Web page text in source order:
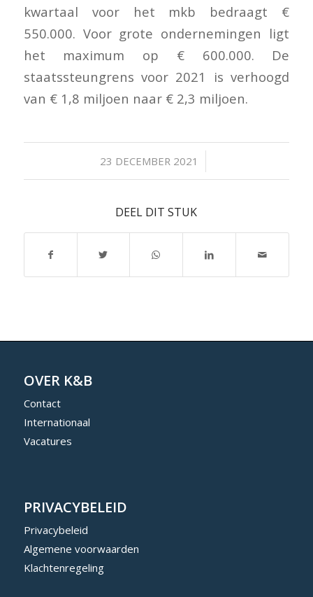
kwartaal voor het mkb bedraagt €
550.000. Voor grote ondernemingen ligt
het maximum op € 600.000. De
staatssteungrens voor 2021 is verhoogd
van € 1,8 miljoen naar € 2,3 miljoen.
23 DECEMBER 2021
/
DEEL DIT STUK
OVER K&B
Contact
Internationaal
Vacatures
PRIVACYBELEID
Privacybeleid
Algemene voorwaarden
Klachtenregeling